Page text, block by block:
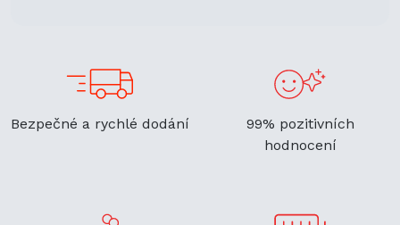
Bezpečné a rychlé dodání
99% pozitivních
hodnocení